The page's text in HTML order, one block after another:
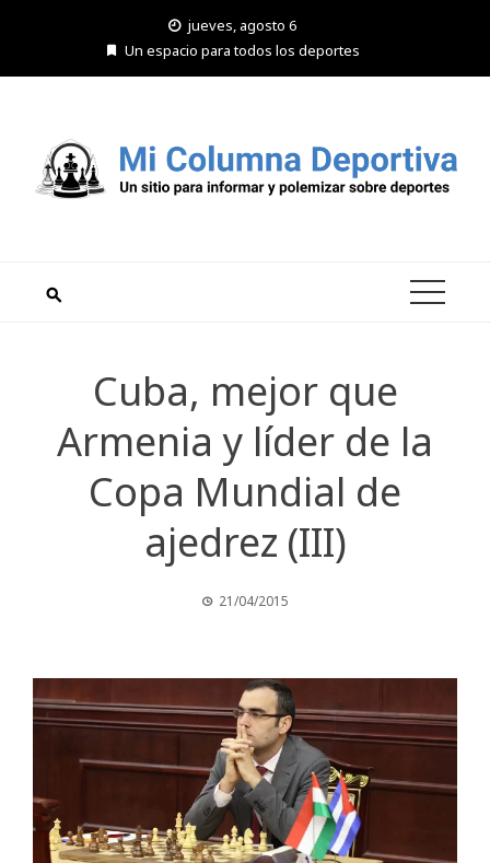
jueves, agosto 6
Un espacio para todos los deportes
Cuba, mejor que
Armenia y líder de la
Copa Mundial de
ajedrez (III)
21/04/2015